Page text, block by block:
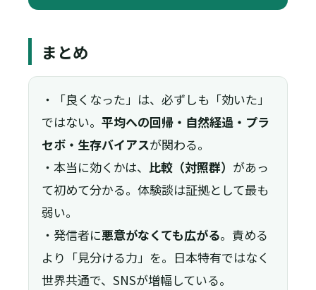
まとめ
・「良くなった」は、必ずしも「効いた」
ではない。 平均への回帰・自然経過・プラ
セボ・生存バイアスが関わる。
・本当に効くかは、 比較（対照群） があっ
て初めて分かる。体験談は証拠として最も
弱い。
・発信者に悪意がなくても広がる。責める
より「見分ける力」を。日本特有ではなく
世界共通で、SNSが増幅している。